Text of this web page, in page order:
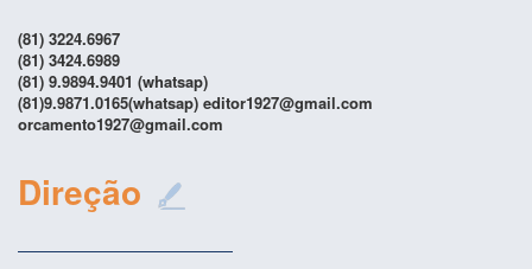
(81) 3224.6967
(81) 3424.6989
(81) 9.9894.9401 (whatsap)
(81)9.9871.0165(whatsap) editor1927@gmail.com
orcamento1927@gmail.com
Direção